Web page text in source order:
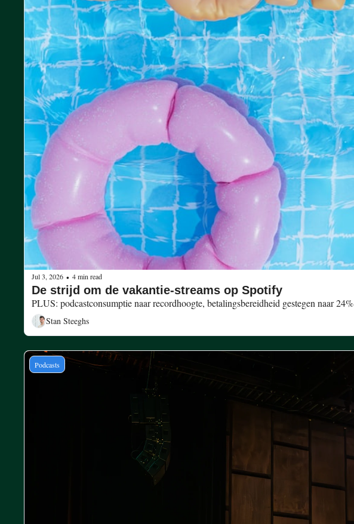
Jul 3, 2026 • 4 min read
PLUS: podcastconsumptie naar recordhoogte, betalingsbereidheid gestegen naar 24%
Stan Steeghs
Podcasts